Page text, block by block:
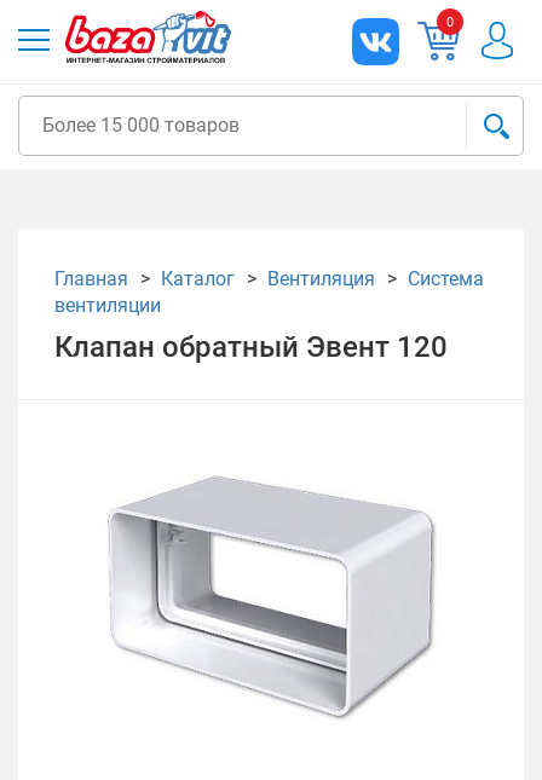
0
Главная Каталог Вентиляция
Система
вентиляции
Клапан обратный Эвент 120